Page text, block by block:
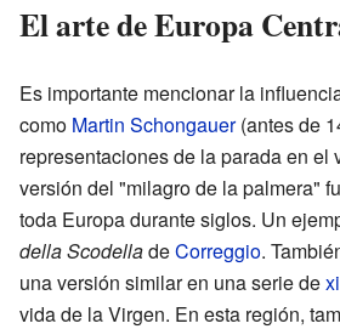
El arte de Europa
Es importante mencionar la
como Martin Schongauer(antes de
representaciones de la parada en el
versión del "milagro de la palmera"
toda Europa durante siglos. Un
della ScodelladeCorreggio.
una versión similar en una serie de
vida de la Virgen. En esta región,